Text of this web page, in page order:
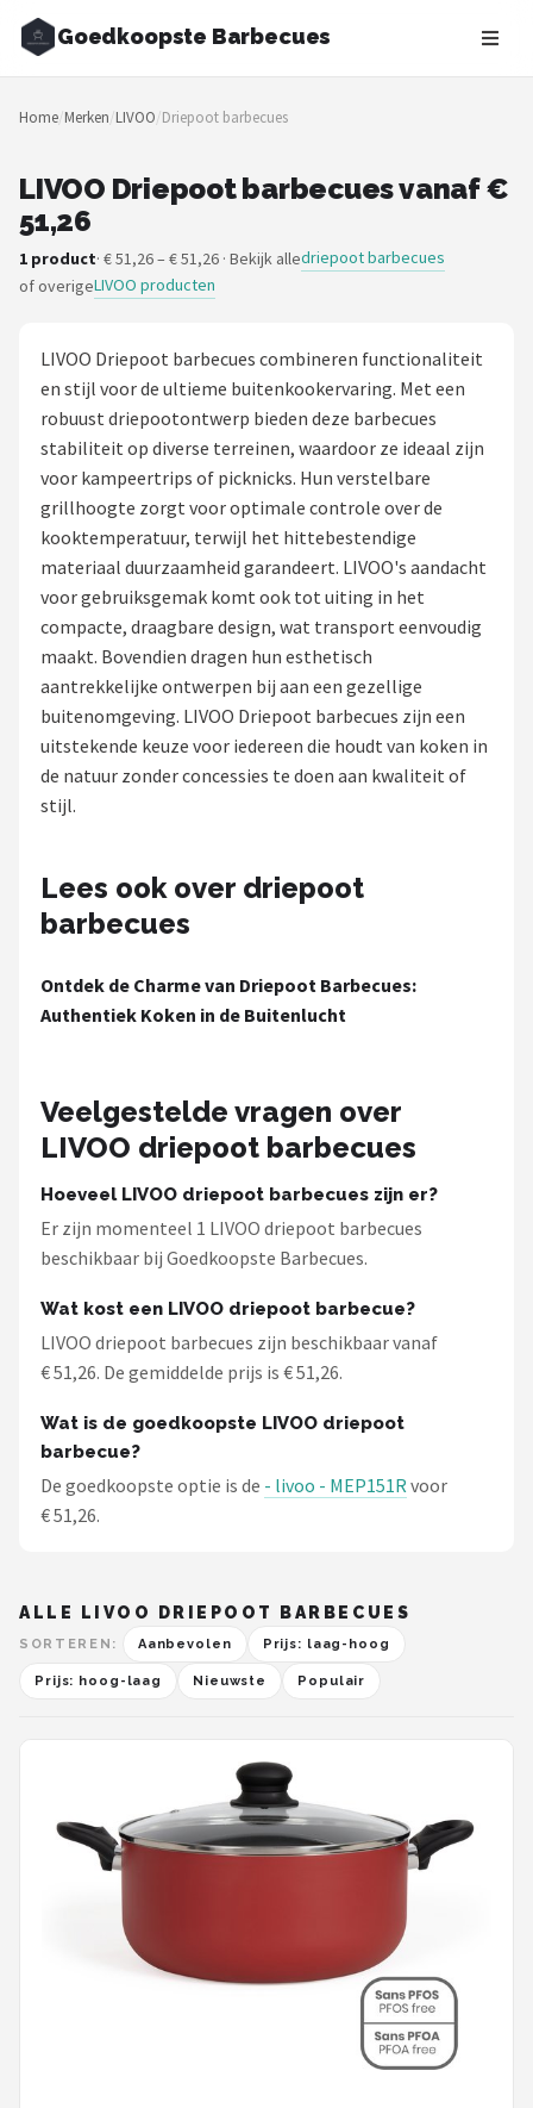
Goedkoopste Barbecues
Zoeken
NAVIGATIE
Merken
Blog
Goedkoopste BBQ's
Gasbarbecues
Houtskoolbarbecues
Shop
POPULAIRE MERKEN
Weber
Barbecook
Big Green Egg
OFYR
Yakiniku
Patton
Kamado Joe
Alle merken →
Home/Merken/LIVOO/Driepoot barbecues
LIVOO Driepoot barbecues vanaf €
51,26
1 product· € 51,26 – € 51,26 · Bekijk alledriepoot barbecues
of overigeLIVOO producten
LIVOO Driepoot barbecues combineren functionaliteit
en stijl voor de ultieme buitenkookervaring. Met een
robuust driepootontwerp bieden deze barbecues
stabiliteit op diverse terreinen, waardoor ze ideaal zijn
voor kampeertrips of picknicks. Hun verstelbare
grillhoogte zorgt voor optimale controle over de
kooktemperatuur, terwijl het hittebestendige
materiaal duurzaamheid garandeert. LIVOO's aandacht
voor gebruiksgemak komt ook tot uiting in het
compacte, draagbare design, wat transport eenvoudig
maakt. Bovendien dragen hun esthetisch
aantrekkelijke ontwerpen bij aan een gezellige
buitenomgeving. LIVOO Driepoot barbecues zijn een
uitstekende keuze voor iedereen die houdt van koken in
de natuur zonder concessies te doen aan kwaliteit of
stijl.
Lees ook over driepoot
barbecues
Ontdek de Charme van Driepoot Barbecues:
Authentiek Koken in de Buitenlucht
Veelgestelde vragen over
LIVOO driepoot barbecues
Hoeveel LIVOO driepoot barbecues zijn er?
Er zijn momenteel 1 LIVOO driepoot barbecues
beschikbaar bij Goedkoopste Barbecues.
Wat kost een LIVOO driepoot barbecue?
LIVOO driepoot barbecues zijn beschikbaar vanaf
€ 51,26. De gemiddelde prijs is € 51,26.
Wat is de goedkoopste LIVOO driepoot
barbecue?
De goedkoopste optie is de - livoo - MEP151Rvoor
€ 51,26.
ALLE LIVOO DRIEPOOT BARBECUES
SORTEREN: Aanbevolen Prijs: laag-hoog
Prijs: hoog-laag Nieuwste Populair